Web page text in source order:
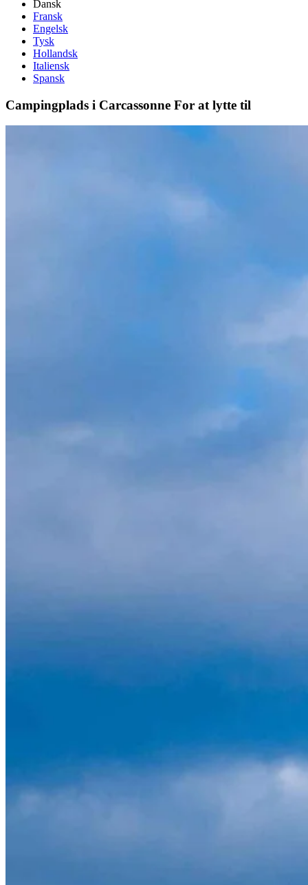
Dansk
Fransk
Engelsk
Tysk
Hollandsk
Italiensk
Spansk
Campingplads i Carcassonne For at lytte til